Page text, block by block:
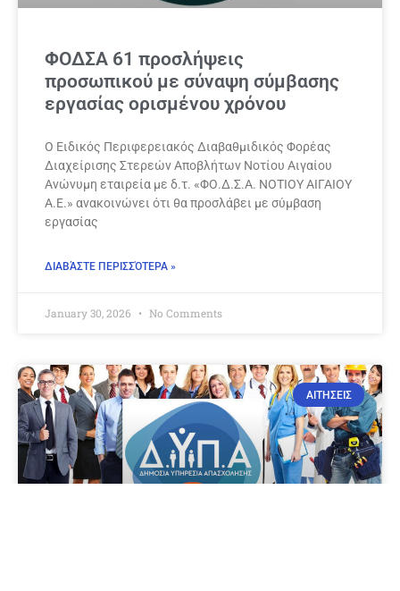
ΦΟΔΣΑ 61 προσλήψεις
προσωπικού με σύναψη σύμβασης
εργασίας ορισμένου χρόνου
Ο Ειδικός Περιφερειακός Διαβαθμιδικός Φορέας
Διαχείρισης Στερεών Αποβλήτων Νοτίου Αιγαίου
Ανώνυμη εταιρεία με δ.τ. «ΦΟ.Δ.Σ.Α. ΝΟΤΙΟΥ ΑΙΓΑΙΟΥ
Α.Ε.» ανακοινώνει ότι θα προσλάβει με σύμβαση
εργασίας
ΔΙΑΒΆΣΤΕ ΠΕΡΙΣΣΌΤΕΡΑ »
January 30, 2026 No Comments
ΑΙΤΗΣΕΙΣ